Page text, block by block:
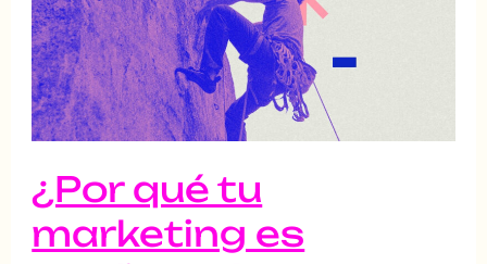
¿Por qué tu
marketing es
tu
marketing
es
mediocre?